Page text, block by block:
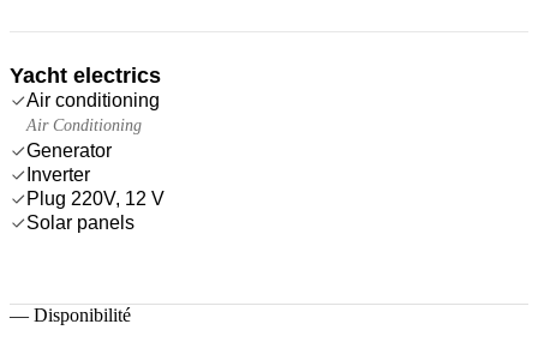
Yacht electrics
Air conditioning
Air Conditioning
Generator
Inverter
Plug 220V, 12 V
Solar panels
— Disponibilité